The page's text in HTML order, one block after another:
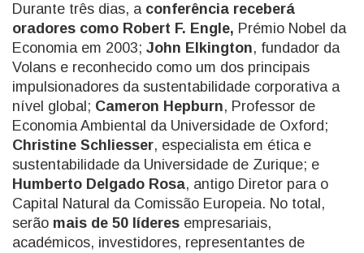
Durante três dias, a conferência receberá
oradores como Robert F. Engle, Prémio Nobel da
Economia em 2003; John Elkington, fundador da
Volans e reconhecido como um dos principais
impulsionadores da sustentabilidade corporativa a
nível global; Cameron Hepburn, Professor de
Economia Ambiental da Universidade de Oxford;
Christine Schliesser, especialista em ética e
sustentabilidade da Universidade de Zurique; e
Humberto Delgado Rosa, antigo Diretor para o
Capital Natural da Comissão Europeia. No total,
serão mais de 50 líderes empresariais,
académicos, investidores, representantes de